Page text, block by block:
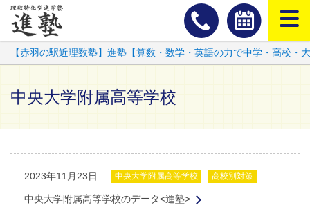
スマート
【赤羽の駅近理数塾】進塾【算数・数学・英語の力で中学・高校・
中央大学附属高等学校
2023年11月23日 中央大学附属高等学校 高校別対策
中央大学附属高等学校のデータ<進塾>